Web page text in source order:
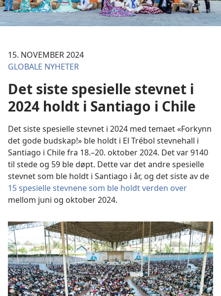
15. NOVEMBER 2024
GLOBALE NYHETER
Det siste spesielle stevnet i
2024 holdt i Santiago i Chile
Det siste spesielle stevnet i 2024 med temaet «Forkynn
det gode budskap!» ble holdt i El Trébol stevnehall i
Santiago i Chile fra 18.–20. oktober 2024. Det var 9140
til stede og 59 ble døpt. Dette var det andre spesielle
stevnet som ble holdt i Santiago i år, og det siste av de
15 spesielle stevnene som ble holdt verden over
mellom juni og oktober 2024.